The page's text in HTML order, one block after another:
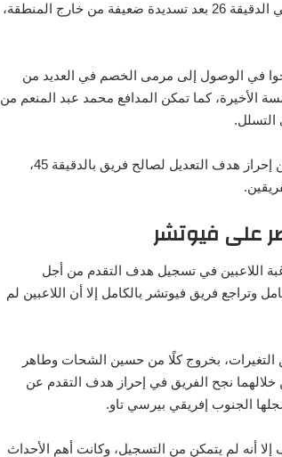
من ذلك نجح اللاعب أرنولد إيبا من تسجيل الهدف الأول بالمباراة في الدقيقة 26 بعد تسديدة ضعيفة من خارج المنطقة،
في الوصول إلى مرمى الخصم في العديد من
الأخيرة، كما تمكن المدافع محمد عبد المنعم من
وقبل نهاية الشوط الأول بدقائق قليلة، تمكن اللاعب إمام عاشور من إحراز هدف التعديل لصالح فريق بالدقيقة 45،
على فيوتشر
اللاعبين في تسجيل هدف التقدم من أجل
وتراجع فريق فيوتشر بالكامل إلا أن اللاعبين لم
عدد من التغيرات، بخروج كلًا من حسين الشحات وطاهر
نجح الفريق في إحراز هدف التقدم عن
أنه لم يتمكن من التسجيل، وكانت أهم الأحداث